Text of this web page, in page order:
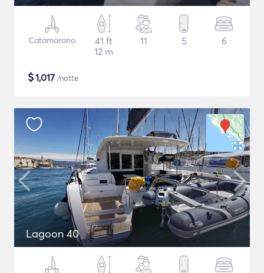
Catamarano
41 ft
12 m
11 5 6
$1,017 /notte
Lagoon 40